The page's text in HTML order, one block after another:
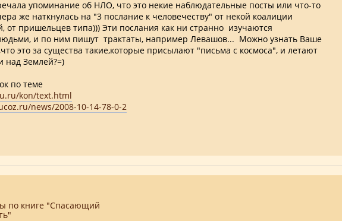
упоминание об НЛО, что это некие наблюдательные посты или что-то
же наткнулась на "3 послание к человечеству" от некой коалиции
от пришельцев типа))) Эти послания как ни странно изучаются
и по ним пишут трактаты, например Левашов... Можно узнать Ваше
это за существа такие,которые присылают "письма с космоса", и летают
над Землей?=)
по теме
kon/text.html
news/2008-10-14-78-0-2
по книге "Спасающий